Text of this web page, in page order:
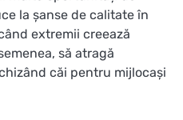
la șanse de calitate în
extremii creează
să atragă
căi pentru mijlocași